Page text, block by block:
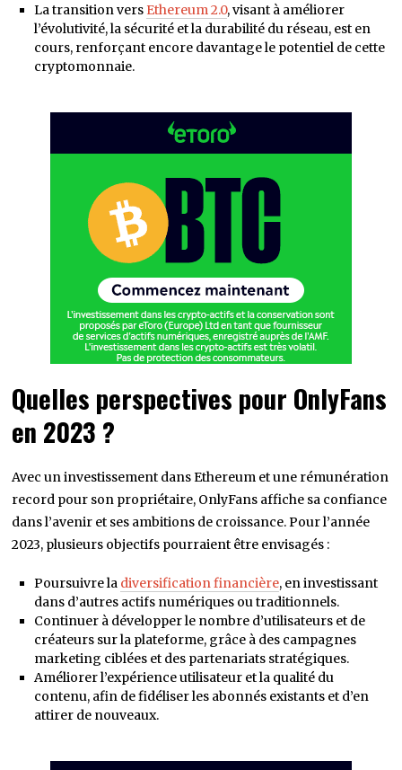
La transition vers Ethereum 2.0, visant à améliorer
l’évolutivité, la sécurité et la durabilité du réseau, est en
cours, renforçant encore davantage le potentiel de cette
cryptomonnaie.
Quelles perspectives pour OnlyFans
en 2023 ?
Avec un investissement dans Ethereum et une rémunération
record pour son propriétaire, OnlyFans affiche sa confiance
dans l’avenir et ses ambitions de croissance. Pour l’année
2023, plusieurs objectifs pourraient être envisagés :
Poursuivre la diversification financière, en investissant
dans d’autres actifs numériques ou traditionnels.
Continuer à développer le nombre d’utilisateurs et de
créateurs sur la plateforme, grâce à des campagnes
marketing ciblées et des partenariats stratégiques.
Améliorer l’expérience utilisateur et la qualité du
contenu, afin de fidéliser les abonnés existants et d’en
attirer de nouveaux.